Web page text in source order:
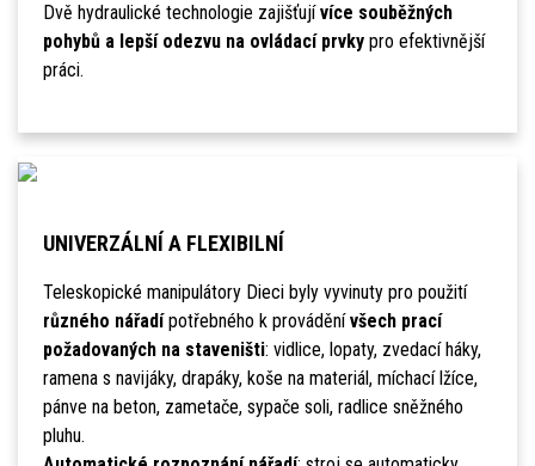
Dvě hydraulické technologie zajišťujívíce souběžných
pohybů a lepší odezvu na ovládací prvkypro efektivnější
práci.
UNIVERZÁLNÍ A FLEXIBILNÍ
Teleskopické manipulátory Dieci byly vyvinuty pro použití
různého nářadípotřebného k prováděnívšech prací
požadovaných na staveništi: vidlice, lopaty, zvedací háky,
ramena s navijáky, drapáky, koše na materiál, míchací lžíce,
pánve na beton, zametače, sypače soli, radlice sněžného
pluhu.